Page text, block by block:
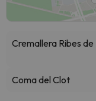
Cremallera Ribes
Coma del Clot